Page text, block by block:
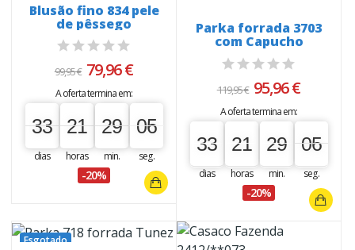
Blusão fino 834 pele
de pêssego
99,95 € 79,96 €
A oferta termina em:
33
33
00
dias
21
21
00
horas
29
29
00
min.
05
04
05
seg.
-20%
Parka forrada 3703
com Capucho
119,95 € 95,96 €
A oferta termina em:
33
33
00
dias
21
21
00
horas
29
29
00
min.
05
04
05
seg.
-20%
Esgotado